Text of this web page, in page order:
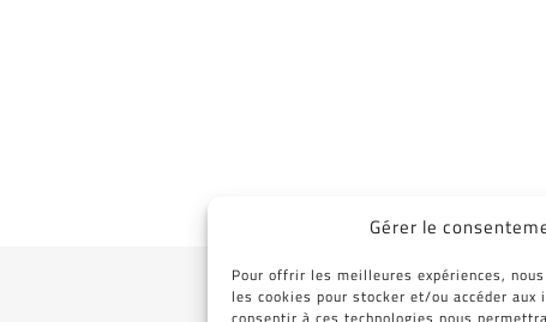
Gérer le
Pour offrir les meilleures expériences,
les cookies pour stocker et/ou accéder
FacebookTwitterReddit LinkedIn